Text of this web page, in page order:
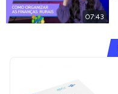
07:43